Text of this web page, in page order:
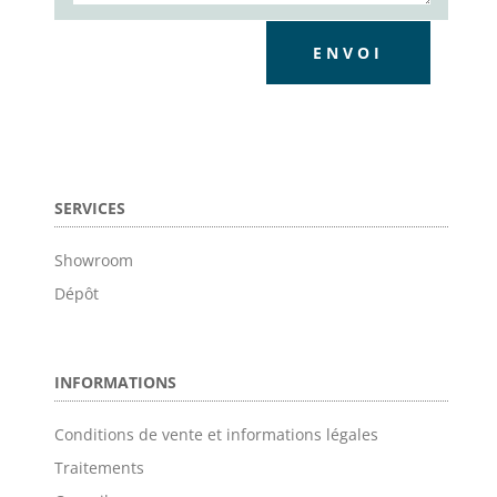
ENVOI
SERVICES
Showroom
Dépôt
INFORMATIONS
Conditions de vente et informations légales
Traitements